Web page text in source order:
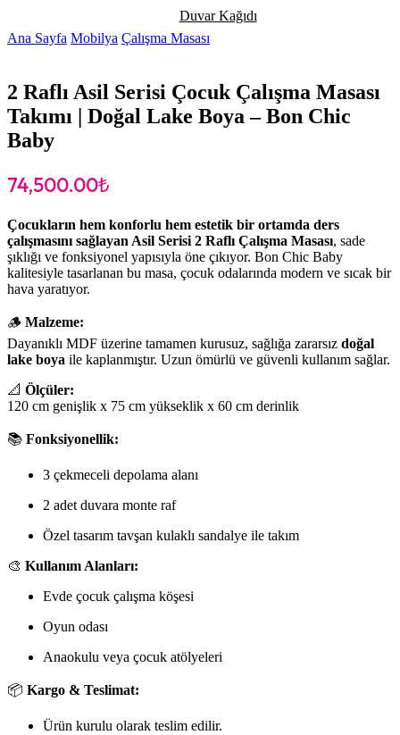
Duvar Kağıdı
Ana Sayfa Mobilya Çalışma Masası
2 Raflı Asil Serisi Çocuk Çalışma Masası
Takımı | Doğal Lake Boya – Bon Chic
Baby
74,500.00₺
Çocukların hem konforlu hem estetik bir ortamda ders
çalışmasını sağlayan Asil Serisi 2 Raflı Çalışma Masası, sade
şıklığı ve fonksiyonel yapısıyla öne çıkıyor. Bon Chic Baby
kalitesiyle tasarlanan bu masa, çocuk odalarında modern ve sıcak bir
hava yaratıyor.
🪵 Malzeme:
Dayanıklı MDF üzerine tamamen kurusuz, sağlığa zararsız doğal
lake boya ile kaplanmıştır. Uzun ömürlü ve güvenli kullanım sağlar.
📐 Ölçüler:
120 cm genişlik x 75 cm yükseklik x 60 cm derinlik
📚 Fonksiyonellik:
3 çekmeceli depolama alanı
2 adet duvara monte raf
Özel tasarım tavşan kulaklı sandalye ile takım
🎨 Kullanım Alanları:
Evde çocuk çalışma köşesi
Oyun odası
Anaokulu veya çocuk atölyeleri
📦 Kargo & Teslimat:
Ürün kurulu olarak teslim edilir.